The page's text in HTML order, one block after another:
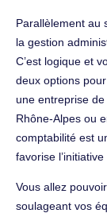
Parallèlement au
la gestion
C’est logique et
deux options
une entreprise
Rhône-Alpes ou
comptabilité est
favorise
Vous allez
soulageant vos